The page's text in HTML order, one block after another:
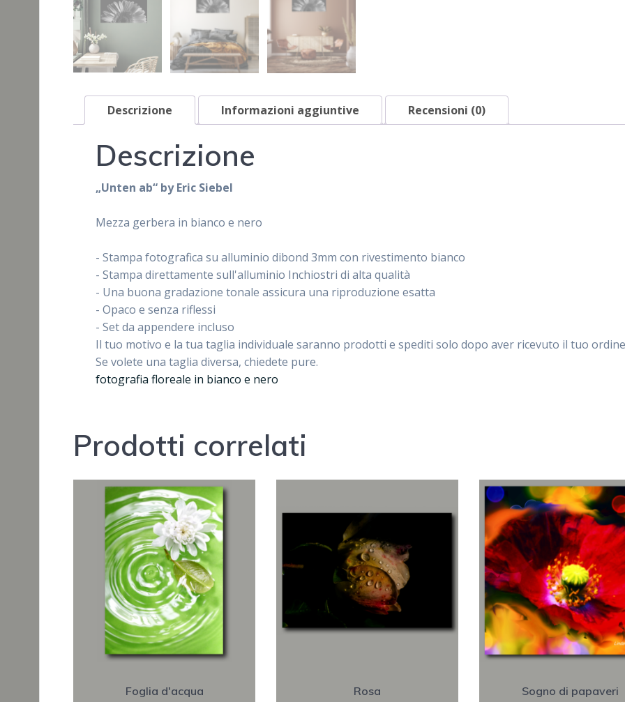
Descrizione Informazioni aggiuntive Recensioni (0)
Descrizione
„Unten ab“ by Eric Siebel
Mezza gerbera in bianco e nero
- Stampa fotografica su alluminio dibond 3mm con rivestimento bianco
- Stampa direttamente sull'alluminio Inchiostri di alta qualità
- Una buona gradazione tonale assicura una riproduzione esatta
- Opaco e senza riflessi
- Set da appendere incluso
Il tuo motivo e la tua taglia individuale saranno prodotti e spediti solo dopo aver ricevuto il tuo
Se volete una taglia diversa, chiedete pure.
fotografia floreale in bianco e nero
Prodotti correlati
Foglia d'acqua Rosa Sogno di papaveri